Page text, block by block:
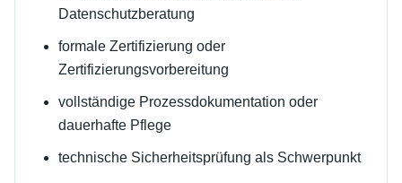
Datenschutzberatung
formale Zertifizierung oder
Zertifizierungsvorbereitung
vollständige Prozessdokumentation oder
dauerhafte Pflege
technische Sicherheitsprüfung als Schwerpunkt